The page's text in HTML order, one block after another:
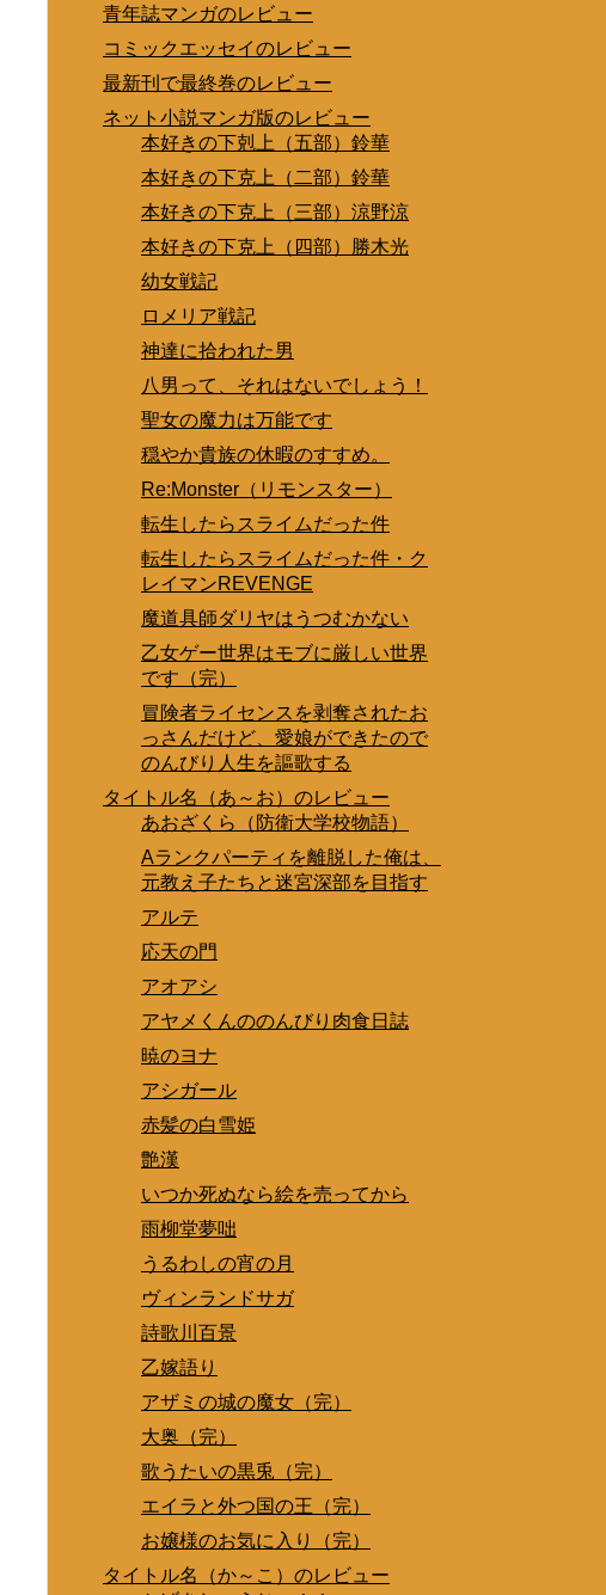
青年誌マンガのレビュー
コミックエッセイのレビュー
最新刊で最終巻のレビュー
ネット小説マンガ版のレビュー
本好きの下剋上（五部）鈴華
本好きの下克上（二部）鈴華
本好きの下克上（三部）涼野涼
本好きの下克上（四部）勝木光
幼女戦記
ロメリア戦記
神達に拾われた男
八男って、それはないでしょう！
聖女の魔力は万能です
穏やか貴族の休暇のすすめ。
Re:Monster（リモンスター）
転生したらスライムだった件
転生したらスライムだった件・ク
レイマンREVENGE
魔道具師ダリヤはうつむかない
乙女ゲー世界はモブに厳しい世界
です（完）
冒険者ライセンスを剥奪されたお
っさんだけど、愛娘ができたので
のんびり人生を謳歌する
タイトル名（あ～お）のレビュー
あおざくら（防衛大学校物語）
Aランクパーティを離脱した俺は、
元教え子たちと迷宮深部を目指す
アルテ
応天の門
アオアシ
アヤメくんののんびり肉食日誌
暁のヨナ
アシガール
赤髪の白雪姫
艶漢
いつか死ぬなら絵を売ってから
雨柳堂夢咄
うるわしの宵の月
ヴィンランドサガ
詩歌川百景
乙嫁語り
アザミの城の魔女（完）
大奥（完）
歌うたいの黒兎（完）
エイラと外つ国の王（完）
お嬢様のお気に入り（完）
タイトル名（か～こ）のレビュー